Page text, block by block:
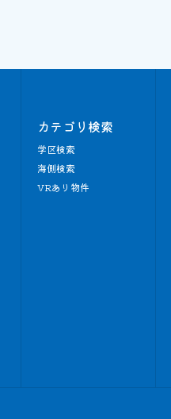
カテゴリ検索
学区検索
海側検索
VRあり物件